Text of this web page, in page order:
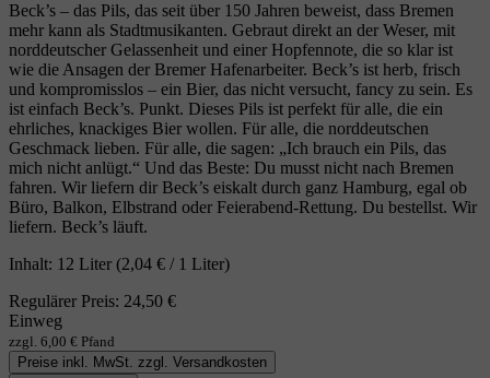
Beck’s – das Pils, das seit über 150 Jahren beweist, dass Bremen
mehr kann als Stadtmusikanten. Gebraut direkt an der Weser, mit
norddeutscher Gelassenheit und einer Hopfennote, die so klar ist
wie die Ansagen der Bremer Hafenarbeiter. Beck’s ist herb, frisch
und kompromisslos – ein Bier, das nicht versucht, fancy zu sein. Es
ist einfach Beck’s. Punkt. Dieses Pils ist perfekt für alle, die ein
ehrliches, knackiges Bier wollen. Für alle, die norddeutschen
Geschmack lieben. Für alle, die sagen: „Ich brauch ein Pils, das
mich nicht anlügt.“ Und das Beste: Du musst nicht nach Bremen
fahren. Wir liefern dir Beck’s eiskalt durch ganz Hamburg, egal ob
Büro, Balkon, Elbstrand oder Feierabend‑Rettung. Du bestellst. Wir
liefern. Beck’s läuft.
Inhalt: 12 Liter (2,04 € / 1 Liter)
Regulärer Preis: 24,50 €
Einweg
zzgl. 6,00 € Pfand
Preise inkl. MwSt. zzgl. Versandkosten